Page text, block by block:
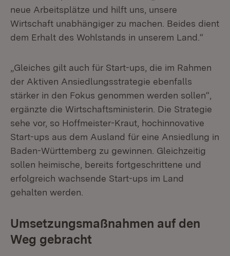
neue Arbeitsplätze und hilft uns, unsere
Wirtschaft unabhängiger zu machen. Beides dient
dem Erhalt des Wohlstands in unserem Land.“
„Gleiches gilt auch für Start-ups, die im Rahmen
der Aktiven Ansiedlungsstrategie ebenfalls
stärker in den Fokus genommen werden sollen“,
ergänzte die Wirtschaftsministerin. Die Strategie
sehe vor, so Hoffmeister-Kraut, hochinnovative
Start-ups aus dem Ausland für eine Ansiedlung in
Baden-Württemberg zu gewinnen. Gleichzeitig
sollen heimische, bereits fortgeschrittene und
erfolgreich wachsende Start-ups im Land
gehalten werden.
Umsetzungsmaßnahmen auf den
Weg gebracht